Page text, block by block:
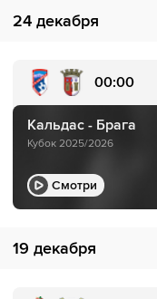
24 декабря
00:00
Кальдас - Брага
Кубок 2025/2026
Смотри
19 декабря